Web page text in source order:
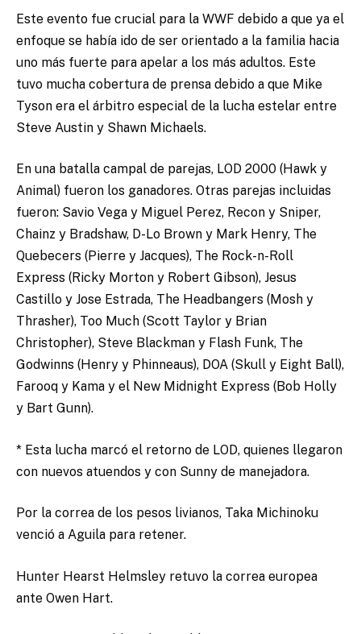
Este evento fue crucial para la WWF debido a que ya el
enfoque se había ido de ser orientado a la familia hacia
uno más fuerte para apelar a los más adultos. Este
tuvo mucha cobertura de prensa debido a que Mike
Tyson era el árbitro especial de la lucha estelar entre
Steve Austin y Shawn Michaels.
En una batalla campal de parejas, LOD 2000 (Hawk y
Animal) fueron los ganadores. Otras parejas incluidas
fueron: Savio Vega y Miguel Perez, Recon y Sniper,
Chainz y Bradshaw, D-Lo Brown y Mark Henry, The
Quebecers (Pierre y Jacques), The Rock-n-Roll
Express (Ricky Morton y Robert Gibson), Jesus
Castillo y Jose Estrada, The Headbangers (Mosh y
Thrasher), Too Much (Scott Taylor y Brian
Christopher), Steve Blackman y Flash Funk, The
Godwinns (Henry y Phinneaus), DOA (Skull y Eight Ball),
Farooq y Kama y el New Midnight Express (Bob Holly
y Bart Gunn).
* Esta lucha marcó el retorno de LOD, quienes llegaron
con nuevos atuendos y con Sunny de manejadora.
Por la correa de los pesos livianos, Taka Michinoku
venció a Aguila para retener.
Hunter Hearst Helmsley retuvo la correa europea
ante Owen Hart.